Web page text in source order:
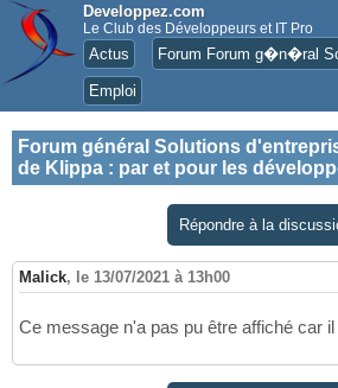
Developpez.com
Le Club des Développeurs et IT Pro
Actus Forum Forum g�n�ral
Emploi
Forum général Solutions
de Klippa : par et pour les
Répondre à la
Malick, le 13/07/2021 à 13h00
Ce message n'a pas pu être affiché car